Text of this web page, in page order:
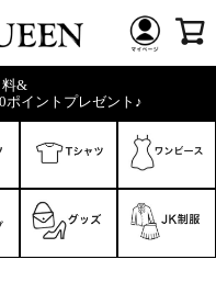
料&
ポイントプレゼント♪